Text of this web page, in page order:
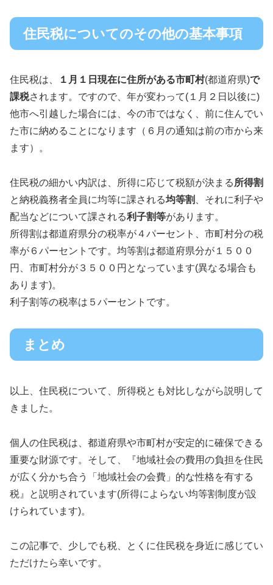
住民税についてのその他の基本事項
住民税は、 １月１日現在に住所がある市町村(都道府県)で
課税されます。ですので、年が変わって(１月２日以後に)
他市へ引越した場合には、今の市ではなく、前に住んでい
た市に納めることになります（６月の通知は前の市から来
ます）。
住民税の細かい内訳は、所得に応じて税額が決まる 所得割
と納税義務者全員に均等に課される均等割
、それに利子や
配当などについて課される利子割等があります。
所得割は都道府県分の税率が４パーセント、市町村分の税
率が６パーセントです。均等割は都道府県分が１５００
円、市町村分が３５００円となっています(異なる場合も
あります)。
利子割等の税率は５パーセントです。
まとめ
以上、住民税について、所得税とも対比しながら説明して
きました。
個人の住民税は、都道府県や市町村が安定的に確保できる
重要な財源です。そして、『地域社会の費用の負担を住民
が広く分かち合う「地域社会の会費」的な性格を有する
税』と説明されています(所得によらない均等割制度が設
けられています)。
この記事で、少しでも税、とくに住民税を身近に感じてい
ただけたら幸いです。